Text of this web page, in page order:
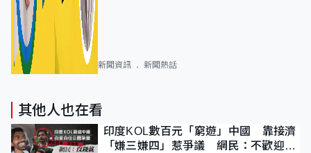
新聞資訊 新聞熱話
其他人也在看
印度KOL數百元「窮遊」中國 靠接濟
「嫌三嫌四」惹爭議 網民：不歡迎劣